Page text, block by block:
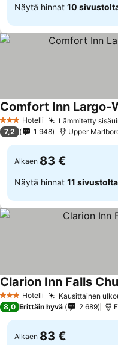
Näytä hinnat 10
3 Tähtiluokitus
Hotelli Lämmitetty
Comfort Inn Largo-
7,2 1 948 Upper
Alkaen 83 €
Näytä hinnat 11 sivustolta
3 Tähtiluokitus
Hotelli Kausittainen
Clarion Inn Falls
8,0 Erittäin hyvä 2 689
Alkaen 83 €